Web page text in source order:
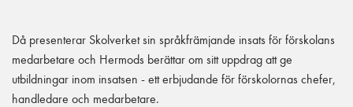
Då presenterar Skolverket sin språkfrämjande insats för förskolans
medarbetare och Hermods berättar om sitt uppdrag att ge
utbildningar inom insatsen - ett erbjudande för förskolornas chefer,
handledare och medarbetare.